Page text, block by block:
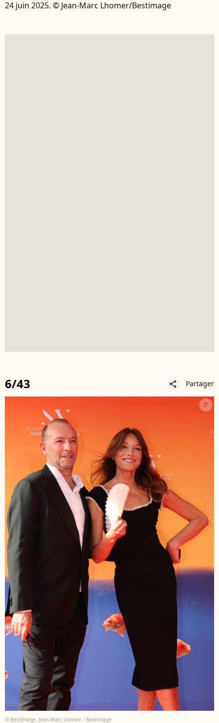
24 juin 2025. © Jean-Marc Lhomer/Bestimage
6/43 share Partager
© BestImage, Jean-Marc Lhomer / Bestimage